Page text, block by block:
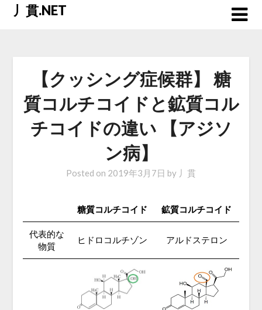
Skip丿貫.NET
【クッシング症候群】 糖
質コルチコイドと鉱質コル
チコイドの違い 【アジソ
ン病】
Posted on 2019年3月7日 by 丿貫
糖質コルチコイド 鉱質コルチコイド
代表的な
物質
ヒドロコルチゾン アルドステロン